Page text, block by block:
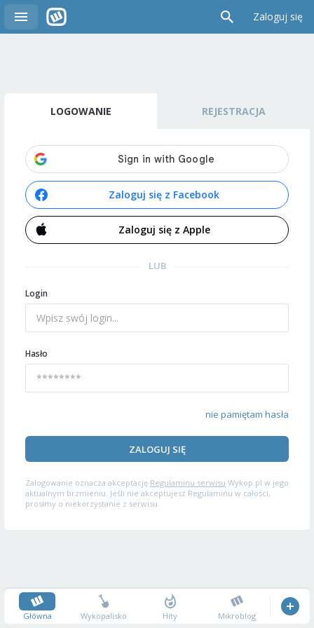
Zaloguj się
LOGOWANIE REJESTRACJA
Zaloguj się z Facebook
Zaloguj się z Apple
LUB
Login
Hasło
nie pamiętam hasła
ZALOGUJ SIĘ
Zalogowanie oznacza akceptację Regulaminu serwisu Wykop.pl w jego
aktualnym brzmieniu. Jeśli nie akceptujesz Regulaminu w całości,
prosimy o niekorzystanie z serwisu.
Główna Wykopalisko Hity Mikroblog